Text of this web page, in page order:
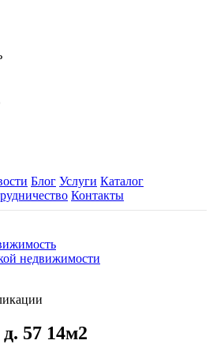
Блог Услуги Каталог
Контакты
недвижимости
57 14м2